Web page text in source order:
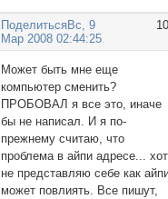
Поделиться 10
Вс, 9
Мар 2008 02:44:25
Может быть мне еще
компьютер сменить?
ПРОБОВАЛ я все это, иначе
бы не написал. И я по-
прежнему считаю, что
проблема в айпи адресе...
не представляю себе как
может повлиять. Все пишут,